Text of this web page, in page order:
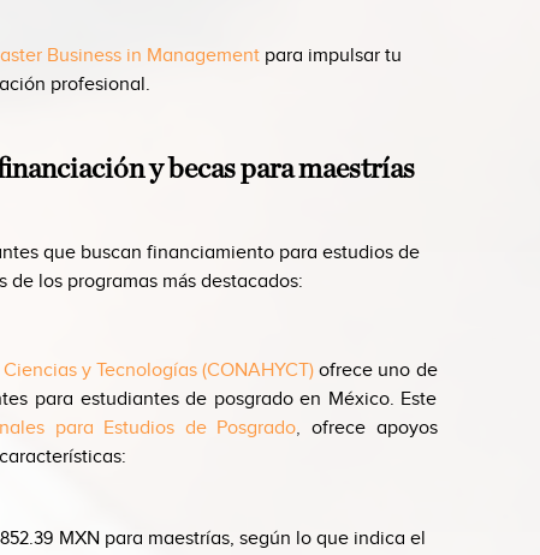
Business in Management para impulsar tu
profesional.
y becas para maestrías
que buscan financiamiento para estudios de
de los programas más destacados:
y Tecnologías (CONAHYCT) ofrece uno de
para estudiantes de posgrado en México. Este
para Estudios de Posgrado, ofrece apoyos
MXN para maestrías, según lo que indica el